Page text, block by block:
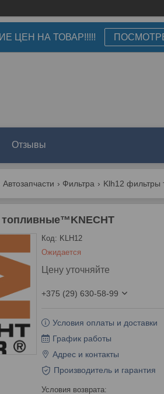
ЦЕН НА ТОВАР!!!!!
Отзывы
Автозапчасти Фильтра Klh12
Ожидается
Код: KLH12
Цену уточняйте
+375 (29) 630-58-99
Условия оплаты и доставки
График работы
Адрес и контакты
Производитель и гарантия